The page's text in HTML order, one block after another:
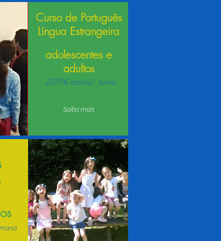
Curso de Português
Língua Estrangeira
adolescentes e
adultos
2370€ anuais/ turma
Saiba mais